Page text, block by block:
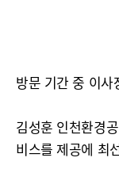
방문 기간 중 이
김성훈 인천환경
비스를 제공에 최